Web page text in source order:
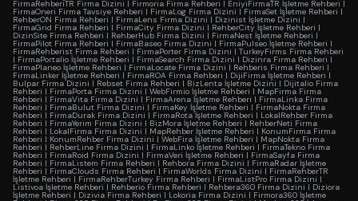
FirmaRehberiTR Firma Dizini | Firmoria Firma Rehberi | EniyiFirmaTR İşletme Rehberi |
FirmaOneri Firma Tavsiye Rehberi | FirmaLog Firma Dizini | FirmaSet İşletme Rehberi |
RehberON Firma Rehberi | FirmaLens Firma Dizini | Dizinist İşletme Dizini |
FirmaGrid Firma Rehberi | FirmaCity Firma Dizini | RehberCity İşletme Rehberi |
DizinSite Firma Rehberi | RehberHub Firma Dizini | FirmaNest İşletme Rehberi |
FirmaPilot Firma Rehberi | FirmaBaseo Firma Dizini | FirmaPulseo İşletme Rehberi |
FirmaRehberist Firma Rehberi | FirmaPorter Firma Dizini | TurkeyFirms Firma Rehberi
| FirmaPortalio İşletme Rehberi | FirmaSearch Firma Dizini | Dizinra Firma Rehberi |
FirmaPlaneo İşletme Rehberi | FirmaLocate Firma Dizini | Rehberis Firma Rehberi |
FirmaLinker İşletme Rehberi | FirmaROA Firma Rehberi | DijiFirma İşletme Rehberi |
Bulpar Firma Dizini | Rebset Firma Rehberi | BizLenta İşletme Dizini | Dijitalio Firma
Rehberi | FirmaPorta Firma Dizini | WebFirmio İşletme Rehberi | MapFirma Firma
Rehberi | FirmaVita Firma Dizini | FirmaArena İşletme Rehberi | FirmaLinka Firma
Rehberi | FirmaBulut Firma Dizini | FirmaKey İşletme Rehberi | FirmaNokta Firma
Rehberi | FirmaDurak Firma Dizini | FirmaRota İşletme Rehberi | LokalRehber Firma
Rehberi | FirmaYerim Firma Dizini | BizMora İşletme Rehberi | RehberNeti Firma
Rehberi | LokalFirma Firma Dizini | MapRehber İşletme Rehberi | KonumFirma Firma
Rehberi | KonumRehber Firma Dizini | WebFira İşletme Rehberi | MapNokta Firma
Rehberi | RehberLine Firma Dizini | FirmaLinko İşletme Rehberi | FirmaTekno Firma
Rehberi | FirmaRoid Firma Dizini | FirmaVeri İşletme Rehberi | FirmaSayfa Firma
Rehberi | FirmaListem Firma Rehberi | Rehbora Firma Dizini | FirmaRadar İşletme
Rehberi | FirmaClouds Firma Rehberi | FirmaWorlds Firma Dizini | FirmaRehberTR
İşletme Rehberi | FirmaRehberTurkey Firma Rehberi | FirmaListPro Firma Dizini |
Listivoa İşletme Rehberi | Rehberio Firma Rehberi | Rehbera360 Firma Dizini | Diziora
İşletme Rehberi | Dizivia Firma Rehberi | Lokoria Firma Dizini | Firmora360 İşletme